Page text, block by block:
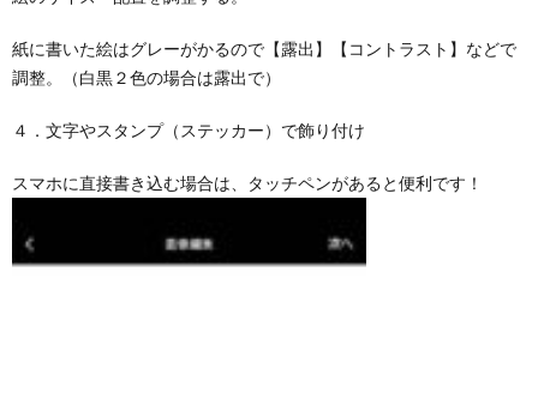
紙に書いた絵はグレーがかるので【露出】【コントラスト】などで
調整。（白黒２色の場合は露出で）
４．文字やスタンプ（ステッカー）で飾り付け
スマホに直接書き込む場合は、タッチペンがあると便利です！